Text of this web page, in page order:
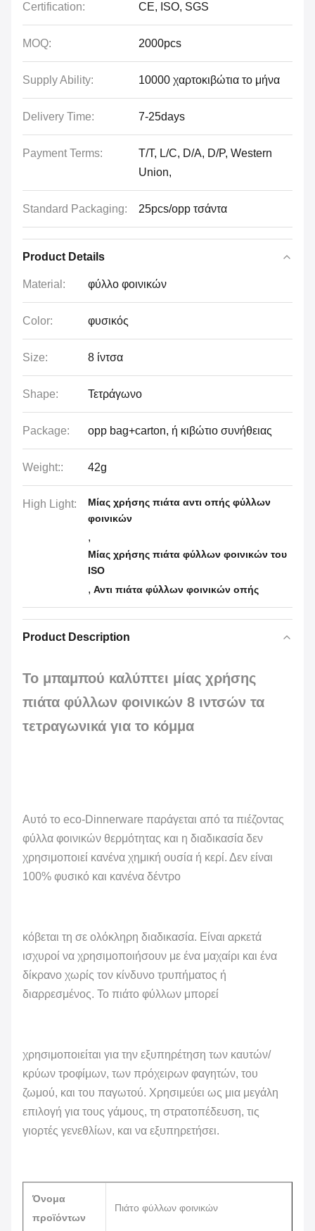
Certification: CE, ISO, SGS
MOQ: 2000pcs
Supply Ability: 10000 χαρτοκιβώτια το μήνα
Delivery Time: 7-25days
Payment Terms:
T/T, L/C, D/A, D/P, Western
Union,
Standard Packaging: 25pcs/opp τσάντα
Product Details
Material: φύλλο φοινικών
Color: φυσικός
Size: 8 ίντσα
Shape: Τετράγωνο
Package: opp bag+carton, ή κιβώτιο συνήθειας
Weight:: 42g
High Light:
Μίας χρήσης πιάτα αντι οπής φύλλων
φοινικών
,
Μίας χρήσης πιάτα φύλλων φοινικών του
ISO
, Αντι πιάτα φύλλων φοινικών οπής
Product Description
Το μπαμπού καλύπτει μίας χρήσης
πιάτα φύλλων φοινικών 8 ιντσών τα
τετραγωνικά για το κόμμα
Αυτό το eco-Dinnerware παράγεται από τα πιέζοντας
φύλλα φοινικών θερμότητας και η διαδικασία δεν
χρησιμοποιεί κανένα χημική ουσία ή κερί. Δεν είναι
100% φυσικό και κανένα δέντρο
κόβεται τη σε ολόκληρη διαδικασία. Είναι αρκετά
ισχυροί να χρησιμοποιήσουν με ένα μαχαίρι και ένα
δίκρανο χωρίς τον κίνδυνο τρυπήματος ή
διαρρεσμένος. Το πιάτο φύλλων μπορεί
χρησιμοποιείται για την εξυπηρέτηση των καυτών/
κρύων τροφίμων, των πρόχειρων φαγητών, του
ζωμού, και του παγωτού. Χρησιμεύει ως μια μεγάλη
επιλογή για τους γάμους, τη στρατοπέδευση, τις
γιορτές γενεθλίων, και να εξυπηρετήσει.
Όνομα
προϊόντων
Πιάτο φύλλων φοινικών